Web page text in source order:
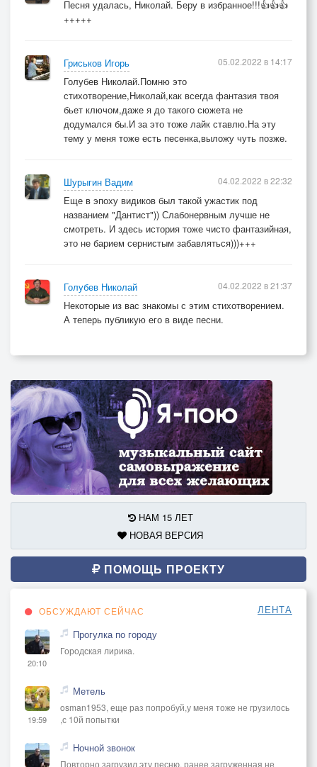
Хоть в сексменьшевицкий Париж,
Конечно, я клятву давал Гиппократа,
Но коль пациент - голубой,
Беру обещанья на время обратно,
Нетрадиционному - бой !
Песня удалась, Николай. Беру в избранное!!!👍👍👍
+++++
Гриськов Игорь
Голубев Николай.Помню это
стихотворение,Николай,как всегда фантазия твоя
бьет ключом,даже я до такого сюжета не
додумался бы.И за это тоже лайк ставлю.На эту
тему у меня тоже есть песенка,выложу чуть позже.
05.02.2022 в 14:17
Шурыгин Вадим
Еще в эпоху видиков был такой ужастик под
названием "Дантист")) Слабонервным лучше не
смотреть. И здесь история тоже чисто фантазийная,
это не барием сернистым забавляться)))+++
04.02.2022 в 22:32
Голубев Николай
Некоторые из вас знакомы с этим стихотворением.
А теперь публикую его в виде песни.
04.02.2022 в 21:37
НАМ 15 ЛЕТ
НОВАЯ ВЕРСИЯ
ПОМОЩЬ ПРОЕКТУ
ОБСУЖДАЮТ СЕЙЧАС ЛЕНТА
20:10
Прогулка по городу
Городская лирика.
19:59
Метель
osman1953, еще раз попробуй,у меня тоже не грузилось
,с 10й попытки
Ночной звонок
Повторно загрузил эту песню, ранее загруженная не